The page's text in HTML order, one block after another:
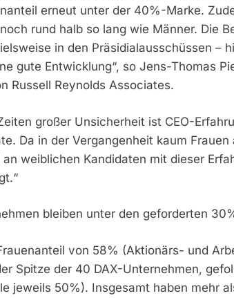
erneut unter der 40%-Marke.
rund halb so lang wie Männer. Die
in den Präsidialausschüssen –
gute Entwicklung“, so Jens-Thomas
Russell Reynolds Associates.
großer Unsicherheit ist CEO-
Da in der Vergangenheit kaum
an weiblichen Kandidaten mit dieser
bleiben unter den geforderten
von 58% (Aktionärs- und
Spitze der 40 DAX-Unternehmen,
jeweils 50%). Insgesamt haben mehr